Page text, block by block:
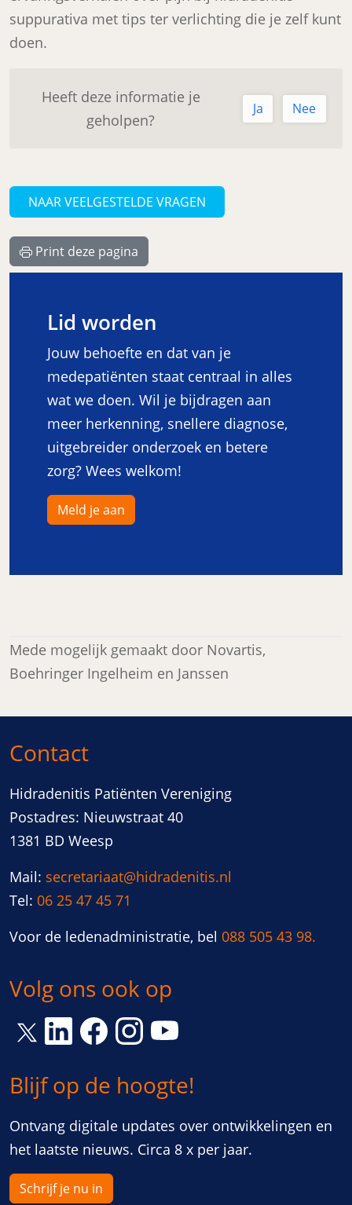
suppurativa met tips ter verlichting die je zelf kunt
doen.
Heeft deze informatie je
geholpen?
Ja Nee
NAAR VEELGESTELDE VRAGEN
Print deze pagina
Lid worden
Jouw behoefte en dat van je
medepatiënten staat centraal in alles
wat we doen. Wil je bijdragen aan
meer herkenning, snellere diagnose,
uitgebreider onderzoek en betere
zorg? Wees welkom!
Meld je aan
Mede mogelijk gemaakt door Novartis,
Boehringer Ingelheim en Janssen
Contact
Hidradenitis Patiënten Vereniging
Postadres: Nieuwstraat 40
1381 BD Weesp
Mail: secretariaat@hidradenitis.nl
Tel: 06 25 47 45 71
Voor de ledenadministratie, bel 088 505 43 98.
Volg ons ook op
Link opent een nieuw venster
Link opent een nieuw venster
Link opent een nieuw venster
Link opent een nieuw venster
Link opent een nieuw
Blijf op de hoogte!
Ontvang digitale updates over ontwikkelingen en
het laatste nieuws. Circa 8 x per jaar.
Schrijf je nu in